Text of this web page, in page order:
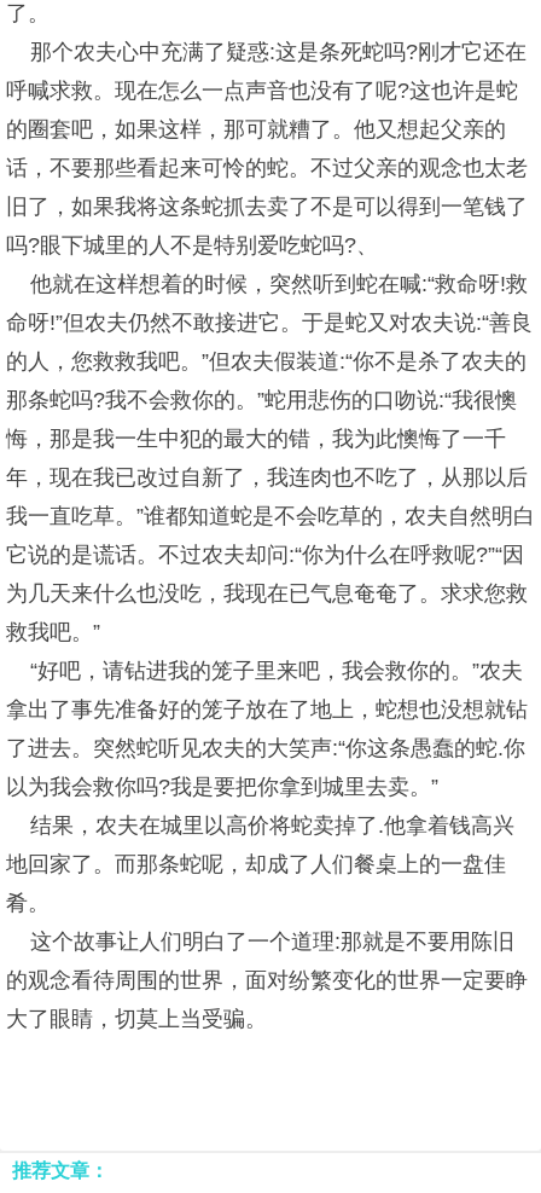
了。
那个农夫心中充满了疑惑:这是条死蛇吗?刚才它还在
呼喊求救。现在怎么一点声音也没有了呢?这也许是蛇
的圈套吧，如果这样，那可就糟了。他又想起父亲的
话，不要那些看起来可怜的蛇。不过父亲的观念也太老
旧了，如果我将这条蛇抓去卖了不是可以得到一笔钱了
吗?眼下城里的人不是特别爱吃蛇吗?、
他就在这样想着的时候，突然听到蛇在喊:“救命呀!救
命呀!”但农夫仍然不敢接进它。于是蛇又对农夫说:“善良
的人，您救救我吧。”但农夫假装道:“你不是杀了农夫的
那条蛇吗?我不会救你的。”蛇用悲伤的口吻说:“我很懊
悔，那是我一生中犯的最大的错，我为此懊悔了一千
年，现在我已改过自新了，我连肉也不吃了，从那以后
我一直吃草。”谁都知道蛇是不会吃草的，农夫自然明白
它说的是谎话。不过农夫却问:“你为什么在呼救呢?”“因
为几天来什么也没吃，我现在已气息奄奄了。求求您救
救我吧。”
“好吧，请钻进我的笼子里来吧，我会救你的。”农夫
拿出了事先准备好的笼子放在了地上，蛇想也没想就钻
了进去。突然蛇听见农夫的大笑声:“你这条愚蠢的蛇.你
以为我会救你吗?我是要把你拿到城里去卖。”
结果，农夫在城里以高价将蛇卖掉了.他拿着钱高兴
地回家了。而那条蛇呢，却成了人们餐桌上的一盘佳
肴。
这个故事让人们明白了一个道理:那就是不要用陈旧
的观念看待周围的世界，面对纷繁变化的世界一定要睁
大了眼睛，切莫上当受骗。
推荐文章：